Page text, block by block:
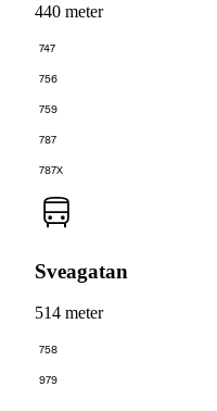
440 meter
747
756
759
787
787X
Sveagatan
514 meter
758
979